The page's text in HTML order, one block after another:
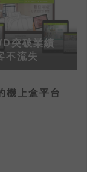
突破業績
不流失
機上盒平台